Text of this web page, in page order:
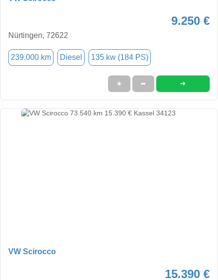
9.250 €
Nürtingen, 72622
239.000 km Diesel 135 kw (184 PS)
★ ➦ ➜
VW Scirocco
15.390 €